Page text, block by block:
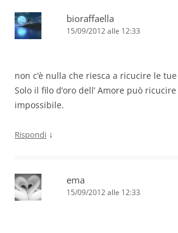
bioraffaella
15/09/2012 alle 12:33
non c’è nulla che riesca a ricucire le
Solo il filo d’oro dell’ Amore può
impossibile.
Rispondi ↓
ema
15/09/2012 alle 12:33